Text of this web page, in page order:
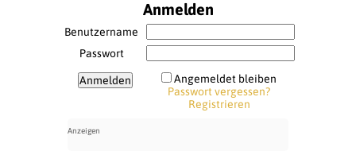
Anmelden
Benutzername
Passwort
Angemeldet bleiben
Passwort vergessen?
Registrieren